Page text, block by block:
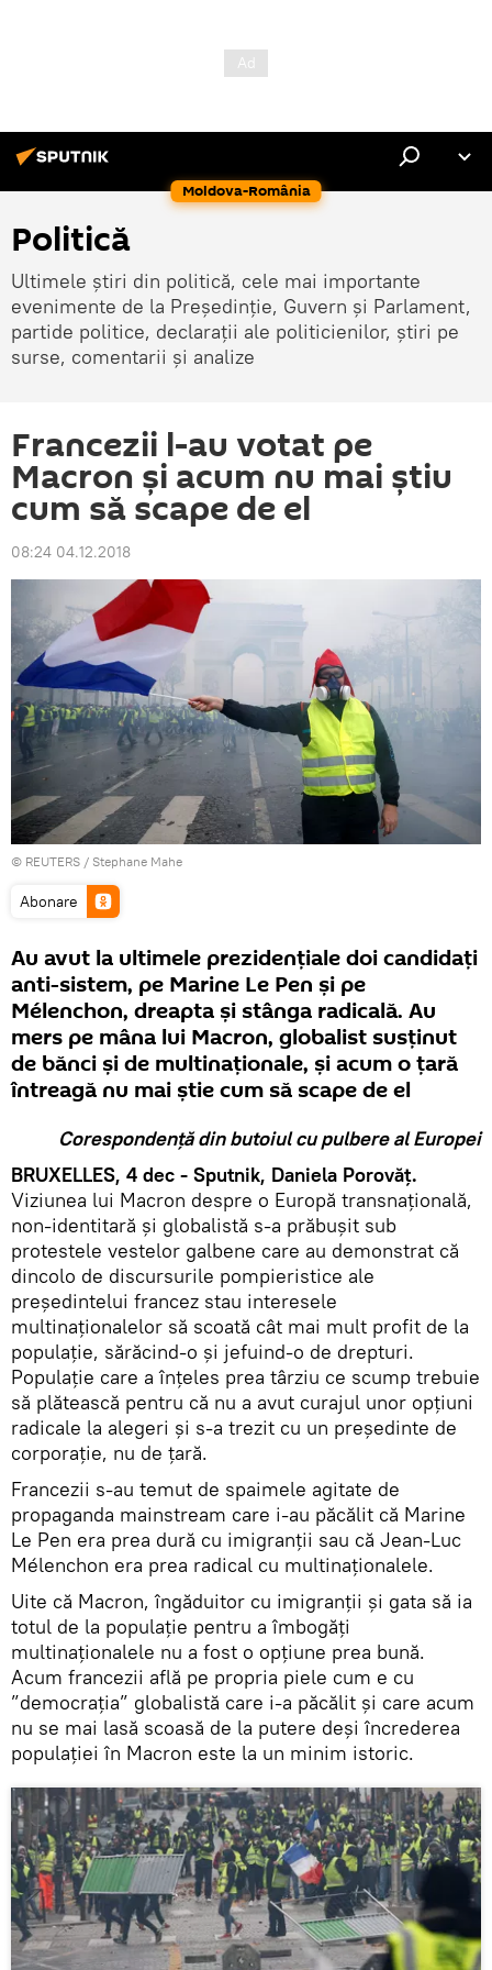
Moldova-România
Politică
Ultimele știri din politică, cele mai importante
evenimente de la Președinție, Guvern și Parlament,
partide politice, declarații ale politicienilor, știri pe
surse, comentarii și analize
Francezii l-au votat pe
Macron și acum nu mai știu
cum să scape de el
08:24 04.12.2018
© REUTERS / Stephane Mahe
Abonare
Au avut la ultimele prezidențiale doi candidați
anti-sistem, pe Marine Le Pen și pe
Mélenchon, dreapta și stânga radicală. Au
mers pe mâna lui Macron, globalist susținut
de bănci și de multinaționale, și acum o țară
întreagă nu mai știe cum să scape de el
Corespondență din butoiul cu pulbere al Europei
BRUXELLES, 4 dec - Sputnik, Daniela Porovăț.
Viziunea lui Macron despre o Europă transnațională,
non-identitară și globalistă s-a prăbușit sub
protestele vestelor galbene care au demonstrat că
dincolo de discursurile pompieristice ale
președintelui francez stau interesele
multinaționalelor să scoată cât mai mult profit de la
populație, sărăcind-o și jefuind-o de drepturi.
Populație care a înțeles prea târziu ce scump trebuie
să plătească pentru că nu a avut curajul unor opțiuni
radicale la alegeri și s-a trezit cu un președinte de
corporație, nu de țară.
Francezii s-au temut de spaimele agitate de
propaganda mainstream care i-au păcălit că Marine
Le Pen era prea dură cu imigranții sau că Jean-Luc
Mélenchon era prea radical cu multinaționalele.
Uite că Macron, îngăduitor cu imigranții și gata să ia
totul de la populație pentru a îmbogăți
multinaționalele nu a fost o opțiune prea bună.
Acum francezii află pe propria piele cum e cu
”democrația” globalistă care i-a păcălit și care acum
nu se mai lasă scoasă de la putere deși încrederea
populației în Macron este la un minim istoric.